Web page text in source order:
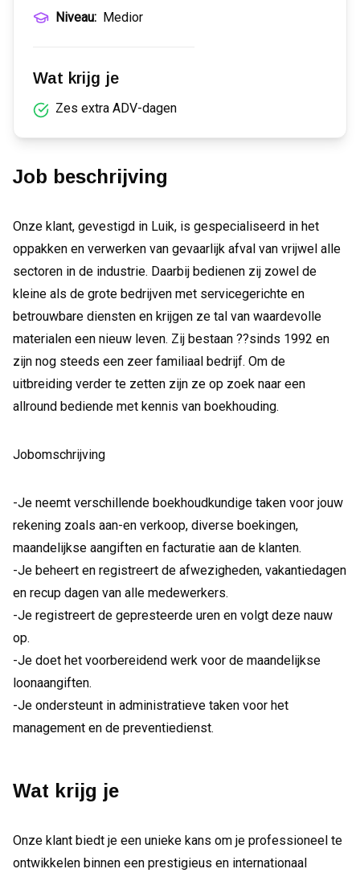
Niveau: Medior
Wat krijg je
Zes extra ADV-dagen
Job beschrijving
Onze klant, gevestigd in Luik, is gespecialiseerd in het
oppakken en verwerken van gevaarlijk afval van vrijwel alle
sectoren in de industrie. Daarbij bedienen zij zowel de
kleine als de grote bedrijven met servicegerichte en
betrouwbare diensten en krijgen ze tal van waardevolle
materialen een nieuw leven. Zij bestaan ??sinds 1992 en
zijn nog steeds een zeer familiaal bedrijf. Om de
uitbreiding verder te zetten zijn ze op zoek naar een
allround bediende met kennis van boekhouding.
Jobomschrijving
-Je neemt verschillende boekhoudkundige taken voor jouw
rekening zoals aan-en verkoop, diverse boekingen,
maandelijkse aangiften en facturatie aan de klanten.
-Je beheert en registreert de afwezigheden, vakantiedagen
en recup dagen van alle medewerkers.
-Je registreert de gepresteerde uren en volgt deze nauw
op.
-Je doet het voorbereidend werk voor de maandelijkse
loonaangiften.
-Je ondersteunt in administratieve taken voor het
management en de preventiedienst.
Wat krijg je
Onze klant biedt je een unieke kans om je professioneel te
ontwikkelen binnen een prestigieus en internationaal